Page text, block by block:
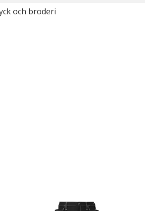
och broderi